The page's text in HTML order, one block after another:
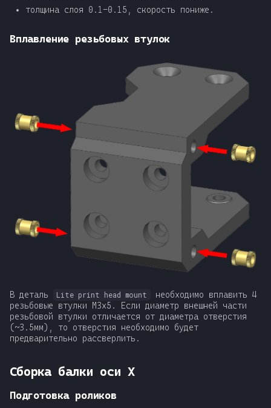
толщина слоя 0.1-0.15, скорость пониже.
Вплавление резьбовых втулок
В деталь Lite print head mount
необходимо вплавить 4
резьбовые втулки М3x5. Если диаметр внешней части
резьбовой втулки отличается от диаметра отверстия
(~3.5мм), то отверстия необходимо будет
предварительно рассверлить.
Сборка балки оси X
Подготовка роликов